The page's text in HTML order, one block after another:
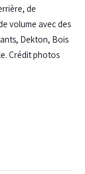
de
volume avec des
Dekton, Bois
Crédit photos